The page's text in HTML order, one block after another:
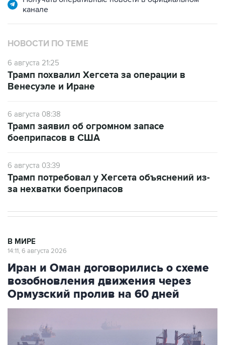
канале
НОВОСТИ ПО ТЕМЕ
6 августа 21:25
Трамп похвалил Хегсета за операции в
Венесуэле и Иране
6 августа 08:38
Трамп заявил об огромном запасе
боеприпасов в США
6 августа 03:39
Трамп потребовал у Хегсета объяснений из-
за нехватки боеприпасов
В МИРЕ
14:11, 6 августа 2026
Иран и Оман договорились о схеме
возобновления движения через
Ормузский пролив на 60 дней